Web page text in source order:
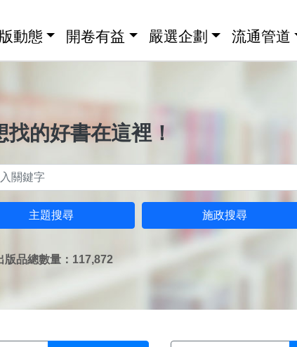
動態 開卷有益 嚴選企劃 流通管道
找的好書在這裡！
主題搜尋 施政搜尋
版品總數量：117,872